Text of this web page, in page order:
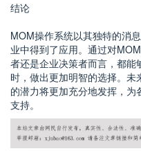
结论
MOM操作系统以其独特的消
业中得到了应用。通过对
者还是企业决策者而言，都
时，做出更加明智的选择。
的潜力将更加充分地发挥，
支持。